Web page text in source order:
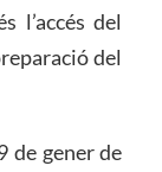
l’accés del
del
de gener de